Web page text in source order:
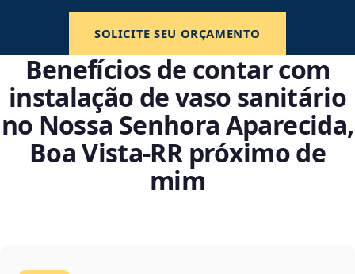
SOLICITE SEU ORÇAMENTO
Benefícios de contar com
instalação de vaso sanitário
no Nossa Senhora Aparecida,
Boa Vista‑RR próximo de
mim